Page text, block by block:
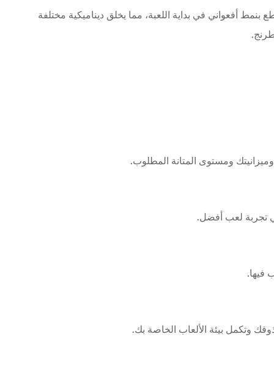
أفعواني في بداية اللعبة، مما يخلق ديناميكية مختلفة
ومستوى المتانة المطلوب.
تجربة لعب أفضل.
فيها.
وتكمل بيئة الألعاب الخاصة بك.